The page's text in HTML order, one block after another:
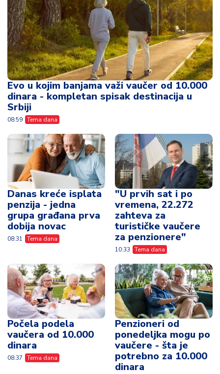
Evo u kojim banjama važi vaučer od 10.000
dinara - kompletan spisak destinacija u
Srbiji
08:59 Tema dana
Danas kreće isplata
penzija - jedna
grupa građana prva
dobija novac
08:31 Tema dana
"U prvih sat i po
vremena, 22.272
zahteva za
turističke vaučere
za penzionere"
10:33 Tema dana
Počela podela
vaučera od 10.000
dinara
08:37 Tema dana
Penzioneri od
ponedeljka mogu po
vaučere - šta je
potrebno za 10.000
dinara